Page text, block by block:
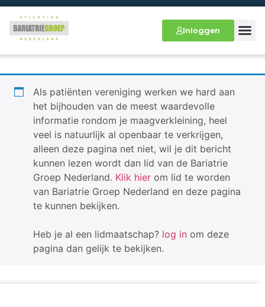
Inloggen
Als patiënten vereniging werken we hard aan
het bijhouden van de meest waardevolle
informatie rondom je maagverkleining, heel
veel is natuurlijk al openbaar te verkrijgen,
alleen deze pagina net niet, wil je dit bericht
kunnen lezen wordt dan lid van de Bariatrie
Groep Nederland. Klik hier om lid te worden
van Bariatrie Groep Nederland en deze pagina
te kunnen bekijken.
Heb je al een lidmaatschap? log in om deze
pagina dan gelijk te bekijken.